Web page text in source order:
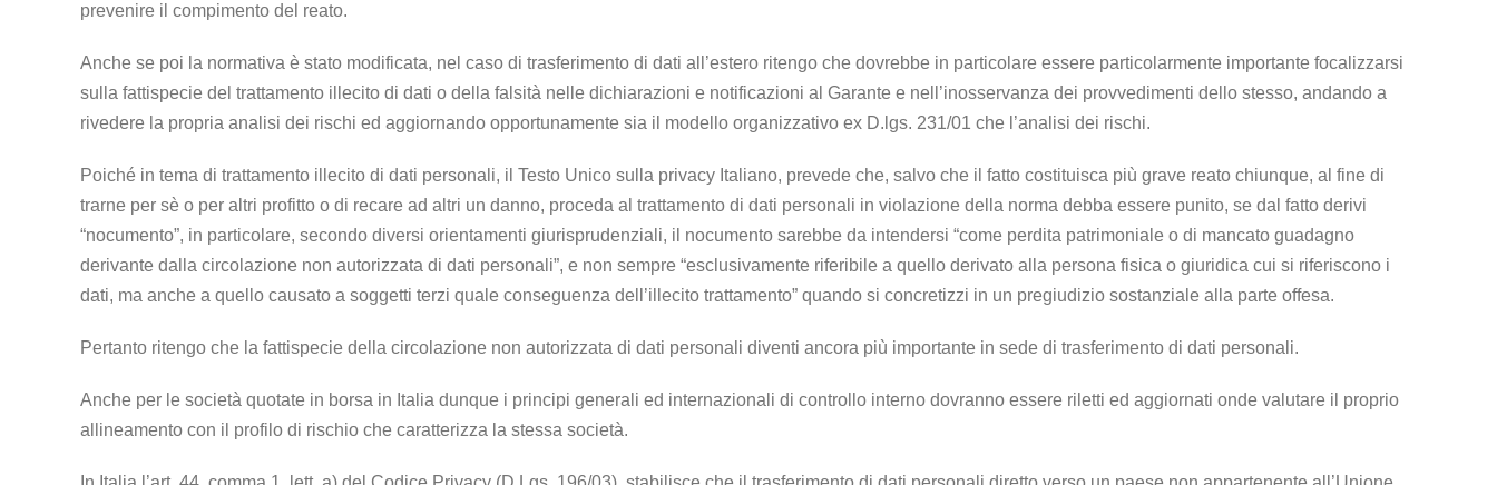
prevenire il compimento del reato.
Anche se poi la normativa è stato modificata, nel caso di trasferimento di dati all’estero ritengo che dovrebbe in particolare essere particolarmente importante focalizzarsi
sulla fattispecie del trattamento illecito di dati o della falsità nelle dichiarazioni e notificazioni al Garante e nell’inosservanza dei provvedimenti dello stesso, andando a
rivedere la propria analisi dei rischi ed aggiornando opportunamente sia il modello organizzativo ex D.lgs. 231/01 che l’analisi dei rischi.
Poiché in tema di trattamento illecito di dati personali, il Testo Unico sulla privacy Italiano, prevede che, salvo che il fatto costituisca più grave reato chiunque, al fine di
trarne per sè o per altri profitto o di recare ad altri un danno, proceda al trattamento di dati personali in violazione della norma debba essere punito, se dal fatto derivi
“nocumento”, in particolare, secondo diversi orientamenti giurisprudenziali, il nocumento sarebbe da intendersi “come perdita patrimoniale o di mancato guadagno
derivante dalla circolazione non autorizzata di dati personali”, e non sempre “esclusivamente riferibile a quello derivato alla persona fisica o giuridica cui si riferiscono i
dati, ma anche a quello causato a soggetti terzi quale conseguenza dell’illecito trattamento” quando si concretizzi in un pregiudizio sostanziale alla parte offesa.
Pertanto ritengo che la fattispecie della circolazione non autorizzata di dati personali diventi ancora più importante in sede di trasferimento di dati personali.
Anche per le società quotate in borsa in Italia dunque i principi generali ed internazionali di controllo interno dovranno essere riletti ed aggiornati onde valutare il proprio
allineamento con il profilo di rischio che caratterizza la stessa società.